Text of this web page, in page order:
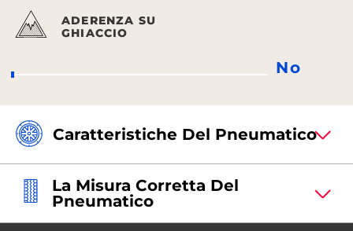
ADERENZA SU
GHIACCIO
No
Caratteristiche Del Pneumatico
La Misura Corretta Del
Pneumatico